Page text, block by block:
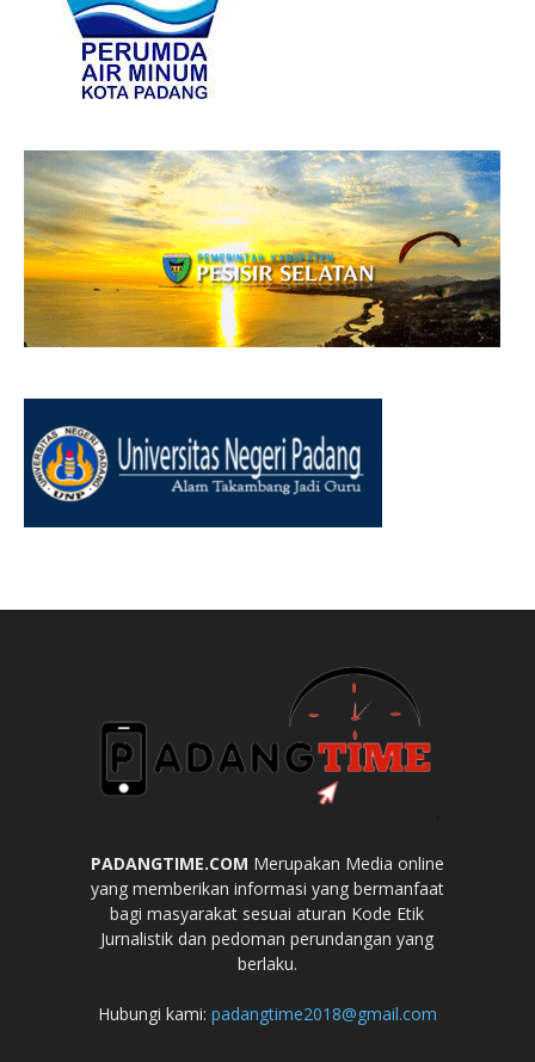
PADANGTIME.COM Merupakan Media online
yang memberikan informasi yang bermanfaat
bagi masyarakat sesuai aturan Kode Etik
Jurnalistik dan pedoman perundangan yang
berlaku.
Hubungi kami: padangtime2018@gmail.com